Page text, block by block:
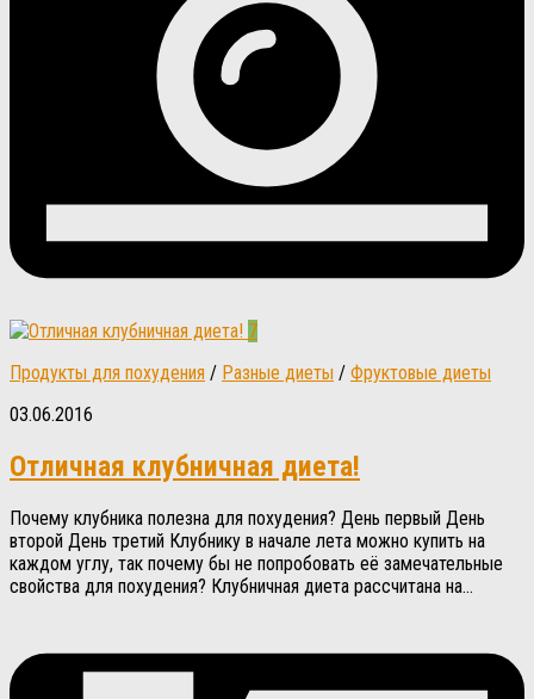
7
Продукты для похудения / Разные диеты / Фруктовые диеты
03.06.2016
Отличная клубничная диета!
Почему клубника полезна для похудения? День первый День
второй День третий Клубнику в начале лета можно купить на
каждом углу, так почему бы не попробовать её замечательные
свойства для похудения? Клубничная диета рассчитана на...